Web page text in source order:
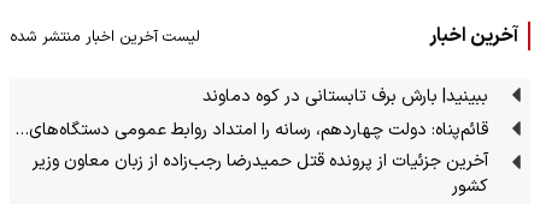
آخرین اخبار لیست آخرین اخبار منتشر شده
ببینید| بارش برف تابستانی در کوه دماوند
قائم‌پناه: دولت چهاردهم، رسانه را امتداد روابط عمومی دستگاه‌های…
آخرین جزئیات از پرونده قتل حمیدرضا رجب‌زاده از زبان معاون وزیر
کشور